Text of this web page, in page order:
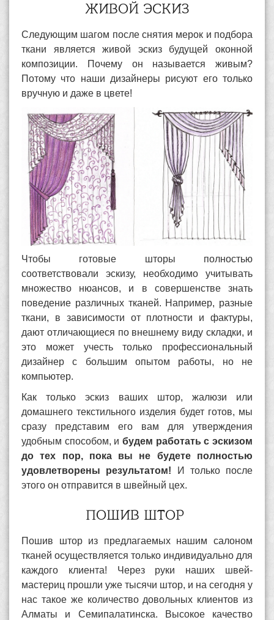
ЖИВОЙ ЭСКИЗ
Следующим шагом после снятия мерок и подбора
ткани является живой эскиз будущей оконной
композиции. Почему он называется живым?
Потому что наши дизайнеры рисуют его только
вручную и даже в цвете!
Чтобы готовые шторы полностью
соответствовали эскизу, необходимо учитывать
множество нюансов, и в совершенстве знать
поведение различных тканей. Например, разные
ткани, в зависимости от плотности и фактуры,
дают отличающиеся по внешнему виду складки, и
это может учесть только профессиональный
дизайнер с большим опытом работы, но не
компьютер.
Как только эскиз ваших штор, жалюзи или
домашнего текстильного изделия будет готов, мы
сразу представим его вам для утверждения
удобным способом, и будем работать с эскизом
до тех пор, пока вы не будете полностью
удовлетворены результатом! И только после
этого он отправится в швейный цех.
ПОШИВ ШТОР
Пошив штор из предлагаемых нашим салоном
тканей осуществляется только индивидуально для
каждого клиента! Через руки наших швей-
мастериц прошли уже тысячи штор, и на сегодня у
нас такое же количество довольных клиентов из
Алматы и Семипалатинска. Высокое качество